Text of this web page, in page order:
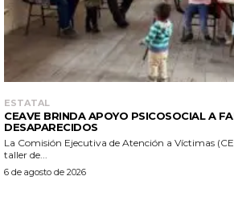
ESTATAL
CEAVE BRINDA APOYO PSICOSOCIAL A
DESAPARECIDOS
La Comisión Ejecutiva de Atención a Víctimas
taller de...
6 de agosto de 2026